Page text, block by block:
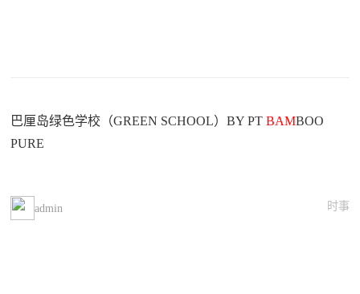
巴厘岛绿色学校（GREEN SCHOOL）BY PTBAMBOO
PURE
admin 时事